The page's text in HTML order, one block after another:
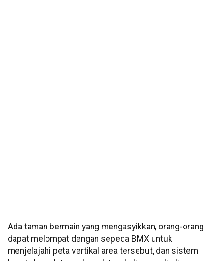
Ada taman bermain yang mengasyikkan, orang-orang
dapat melompat dengan sepeda BMX untuk
menjelajahi peta vertikal area tersebut, dan sistem